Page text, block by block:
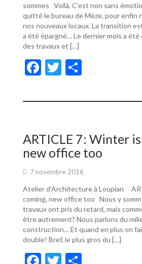
sommes Voilà, C’est non sans
quitté le bureau de Mèze, pour enfin
nos nouveaux locaux. La transition
a été épargné… Le dernier mois a été
des travaux et […]
F
e
o
o
k
T
itt ta
er
ARTICLE 7: Winter
new office too
7 novembre 2016
Atelier d’Architecture à Loupian
coming, new office too Nous y
travaux ont pris du retard, mais
être autrement? Nous parlons du
construction… Et quand en plus on
double! Bref, le plus gros du […]